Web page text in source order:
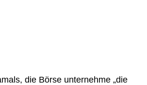
die Börse unternehme „die